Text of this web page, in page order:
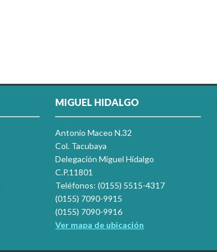
MIGUEL HIDALGO
Antonio Maceo N.32
Col. Tacubaya
Delegación Miguel Hidalgo
C.P.11801
Teléfonos: (0155) 5515-4317
(0155) 7090-9915
(0155) 7090-9916
Ver mapa de ubicación